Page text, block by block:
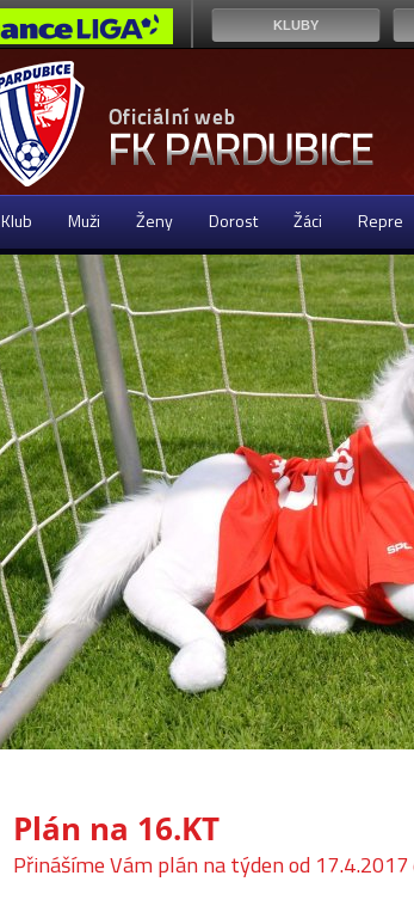
Klub Muži Ženy Dorost Žáci Repre
Plán na 16.KT
Přinášíme Vám plán na týden od
KLUBY